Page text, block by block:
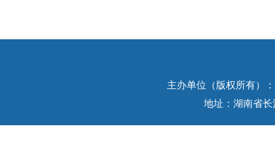
主办单位（版权所有）
地址：湖南省